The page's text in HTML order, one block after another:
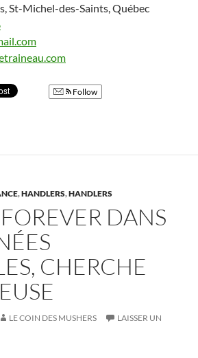
St-Michel-des-Saints, Québec
com
Follow
,HANDLERS,HANDLERS
DANS
CHERCHE
LE COIN DES MUSHERS
LAISSER UN